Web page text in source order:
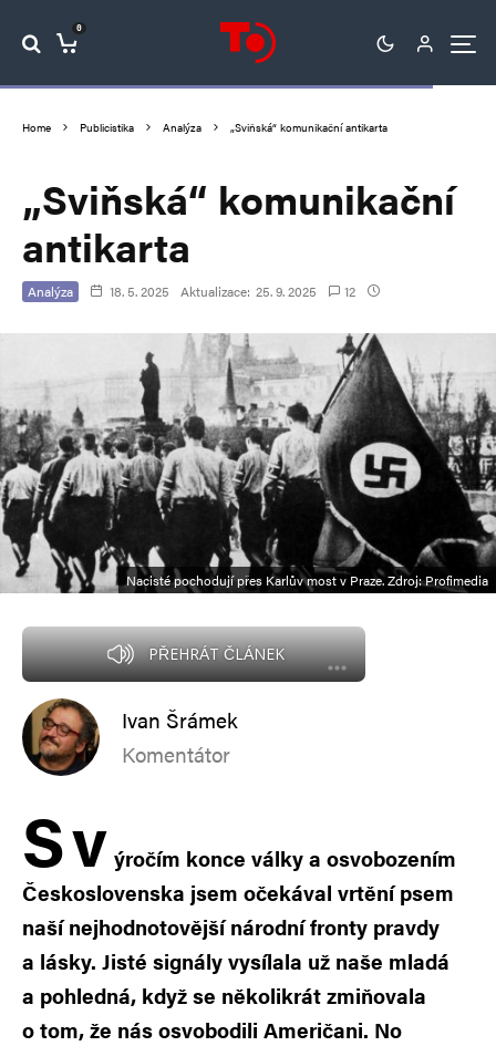
0
Home Publicistika Analýza „Sviňská“ komunikační antikarta
„Sviňská“ komunikační
antikarta
Analýza 18. 5. 2025 Aktualizace: 25. 9. 2025 12
Nacisté pochodují přes Karlův most v Praze. Zdroj: Profimedia
PŘEHRÁT ČLÁNEK
Ivan Šrámek
Komentátor
Sv ýročím konce války a osvobozením
Československa jsem očekával vrtění psem
naší nejhodnotovější národní fronty pravdy
a lásky. Jisté signály vysílala už naše mladá
a pohledná, když se několikrát zmiňovala
o tom, že nás osvobodili Američani. No